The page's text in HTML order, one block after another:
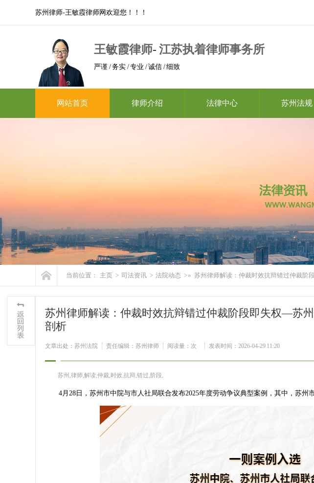
苏州律师-王敏霞律师网欢迎您！！！
王敏霞律师- 江苏执着律师事务所
严谨 / 务实 / 专业 / 诚信 / 细致
网站首页 律师介绍 法律中心 苏州法规
当前位置： 主页 > 司法资讯 > 法院动态 > » 苏州律师解读：仲裁时效抗辩错过仲裁阶
苏州律师解读：仲裁时效抗辩错过仲裁阶段即失权—苏
剖析
文章出处：苏州法院 责任编辑：苏州律师 阅读量： 次 发表时间：2026-04-29 11:20
苏州,律师,解读,仲裁,时效,抗辩,错过,阶段,
4月28日，苏州市中院与市人社局联合发布2025年度劳动争议典型案例，其中，苏州